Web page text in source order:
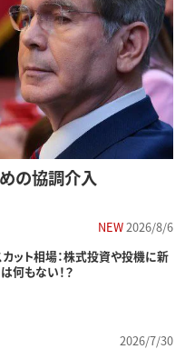
の協調介入
NEW2026/8/6
ット相場：株式投資や投機に新
何もない！？
2026/7/30